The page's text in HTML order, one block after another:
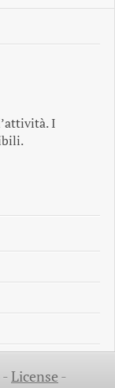
I
-License -